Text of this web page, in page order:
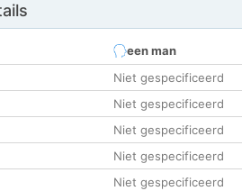
een man
Niet gespecificeerd
Niet gespecificeerd
Niet gespecificeerd
Niet gespecificeerd
Niet gespecificeerd